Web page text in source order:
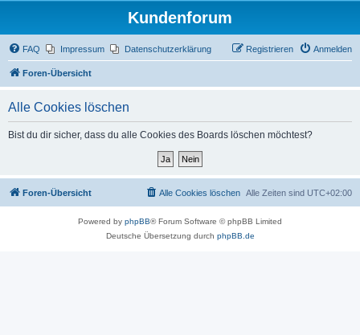
Kundenforum
FAQ Impressum Datenschutzerklärung Anmelden
Registrieren
Foren-Übersicht
Alle Cookies löschen
Bist du dir sicher, dass du alle Cookies des Boards löschen möchtest?
Foren-Übersicht Alle Zeiten sind UTC+02:00
Alle Cookies löschen
Powered by phpBB® Forum Software © phpBB Limited
Deutsche Übersetzung durch phpBB.de